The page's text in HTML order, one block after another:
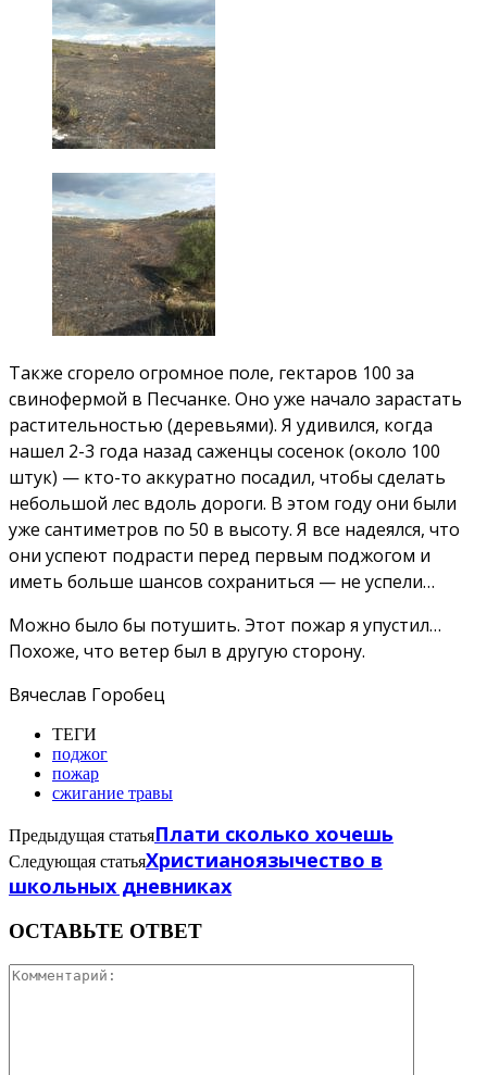
Также сгорело огромное поле, гектаров 100 за
свинофермой в Песчанке. Оно уже начало зарастать
растительностью (деревьями). Я удивился, когда
нашел 2-3 года назад саженцы сосенок (около 100
штук) — кто-то аккуратно посадил, чтобы сделать
небольшой лес вдоль дороги. В этом году они были
уже сантиметров по 50 в высоту. Я все надеялся, что
они успеют подрасти перед первым поджогом и
иметь больше шансов сохраниться — не успели…
Можно было бы потушить. Этот пожар я упустил…
Похоже, что ветер был в другую сторону.
Вячеслав Горобец
ТЕГИ
поджог
пожар
сжигание травы
Предыдущая статьяПлати сколько хочешь
Следующая статьяХристианоязычество в
школьных дневниках
ОСТАВЬТЕ ОТВЕТ